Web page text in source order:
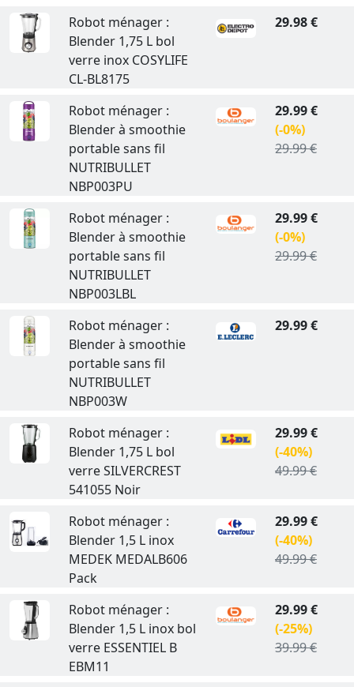
Robot ménager :
Blender 1,75 L bol
verre inox COSYLIFE
CL-BL8175
29.98 €
Robot ménager :
Blender à smoothie
portable sans fil
NUTRIBULLET
NBP003PU
29.99 €
(-0%)
29.99 €
Robot ménager :
Blender à smoothie
portable sans fil
NUTRIBULLET
NBP003LBL
29.99 €
(-0%)
29.99 €
Robot ménager :
Blender à smoothie
portable sans fil
NUTRIBULLET
NBP003W
29.99 €
Robot ménager :
Blender 1,75 L bol
verre SILVERCREST
541055 Noir
29.99 €
(-40%)
49.99 €
Robot ménager :
Blender 1,5 L inox
MEDEK MEDALB606
Pack
29.99 €
(-40%)
49.99 €
Robot ménager :
Blender 1,5 L inox bol
verre ESSENTIEL B
EBM11
29.99 €
(-25%)
39.99 €